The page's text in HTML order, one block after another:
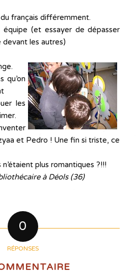
français différemment.
(et essayer de dépasser
devant les autres)
qu’on
les
et Pedro ! Une fin si triste, ce
plus romantiques ?!!!
à Déols (36)
0
RÉPONSES